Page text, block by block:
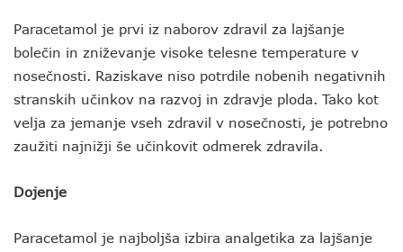
Paracetamol je prvi iz naborov zdravil za lajšanje
bolečin in zniževanje visoke telesne temperature v
nosečnosti. Raziskave niso potrdile nobenih negativnih
stranskih učinkov na razvoj in zdravje ploda. Tako kot
velja za jemanje vseh zdravil v nosečnosti, je potrebno
zaužiti najnižji še učinkovit odmerek zdravila.
Dojenje
Paracetamol je najboljša izbira analgetika za lajšanje